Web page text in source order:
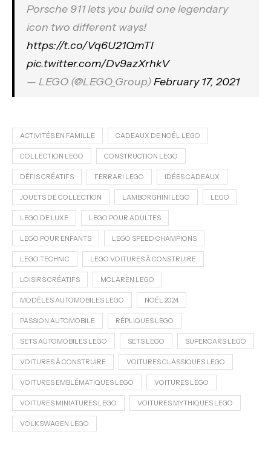
Porsche 911 lets you build one legendary
icon two different ways!
https://t.co/Vq6U21QmTI
pic.twitter.com/Dv9azXrhkV
— LEGO (@LEGO_Group)February 17, 2021
ACTIVITÉS EN FAMILLE CADEAUX DE NOËL LEGO
COLLECTION LEGO CONSTRUCTION LEGO
DÉFIS CRÉATIFS FERRARI LEGO IDÉES CADEAUX
JOUETS DE COLLECTION LAMBORGHINI LEGO LEGO
LEGO DE LUXE LEGO POUR ADULTES
LEGO POUR ENFANTS LEGO SPEED CHAMPIONS
LEGO TECHNIC LEGO VOITURES À CONSTRUIRE
LOISIRS CRÉATIFS MCLAREN LEGO
MODÈLES AUTOMOBILES LEGO NOËL 2024
PASSION AUTOMOBILE RÉPLIQUES LEGO
SETS AUTOMOBILES LEGO SETS LEGO SUPERCARS LEGO
VOITURES À CONSTRUIRE VOITURES CLASSIQUES LEGO
VOITURES EMBLÉMATIQUES LEGO VOITURES LEGO
VOITURES MINIATURES LEGO VOITURES MYTHIQUES LEGO
VOLKSWAGEN LEGO